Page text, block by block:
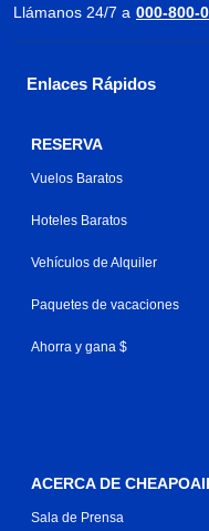
Llámanos 24/7 a 000-800-
Enlaces Rápidos
RESERVA
Vuelos Baratos
Hoteles Baratos
Vehículos de Alquiler
Paquetes de vacaciones
Ahorra y gana $
ACERCA DE
Sala de Prensa